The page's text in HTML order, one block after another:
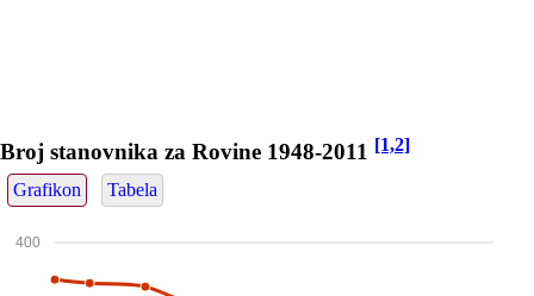
Broj stanovnika za Rovine 1948-2011 [1,2]
Grafikon Tabela
400